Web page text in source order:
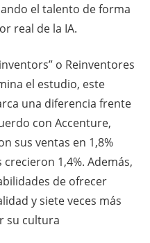
el talento de forma
real de la IA.
o Reinventores
el estudio, este
una diferencia frente
con Accenture,
sus ventas en 1,8%
1,4%. Además,
de ofrecer
y siete veces más
su cultura